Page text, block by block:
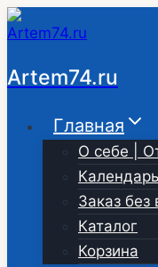
Перейти
к
содержимому
Artem74.ru
Главная
О себе |
Заказ без
Каталог
Корзина